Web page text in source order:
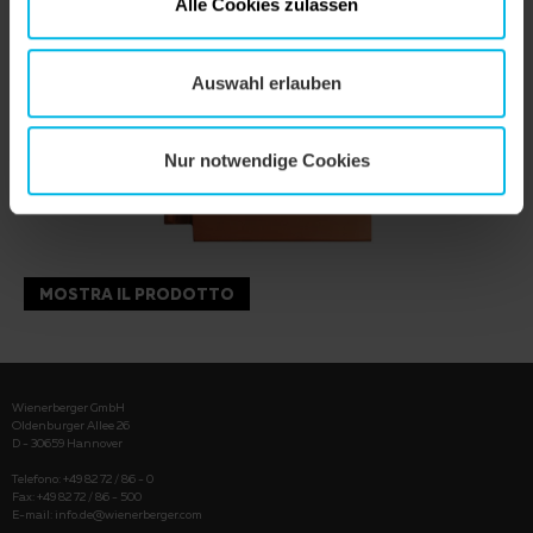
Alle Cookies zulassen
Auswahl erlauben
Nur notwendige Cookies
MOSTRA IL PRODOTTO
Wienerberger GmbH
Oldenburger Allee 26
D - 30659 Hannover
Telefono: +49 82 72 / 86 - 0
Fax: +49 82 72 / 86 - 500
E-mail: info.de@wienerberger.com